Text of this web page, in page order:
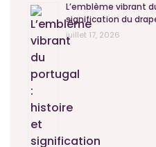
L’emblème vibrant
signification du
juillet 17, 2026